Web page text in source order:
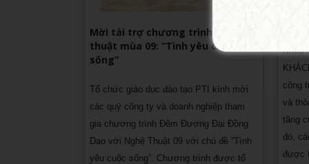
Mời tài trợ chương trình Nghệ
thuật mùa 09: “Tình yêu cuộc
sống”
Tổ chức giáo dục đào tạo PTI kính mời
các quý công ty và doanh nghiệp tham
gia chương trình Đêm Đương Đại Đồng
Dao với Nghệ Thuật 09 với chủ đề “Tình
yêu cuộc sống”. Chương trình được tổ
Khóa
công
và
tăng
đó,
được